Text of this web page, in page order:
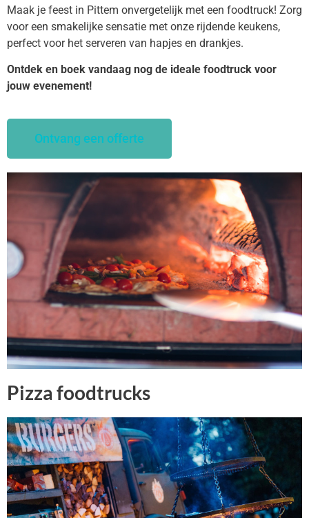
Maak je feest in Pittem onvergetelijk met een foodtruck! Zorg
voor een smakelijke sensatie met onze rijdende keukens,
perfect voor het serveren van hapjes en drankjes.
Ontdek en boek vandaag nog de ideale foodtruck voor
jouw evenement!
Ontvang een offerte
Pizza foodtrucks